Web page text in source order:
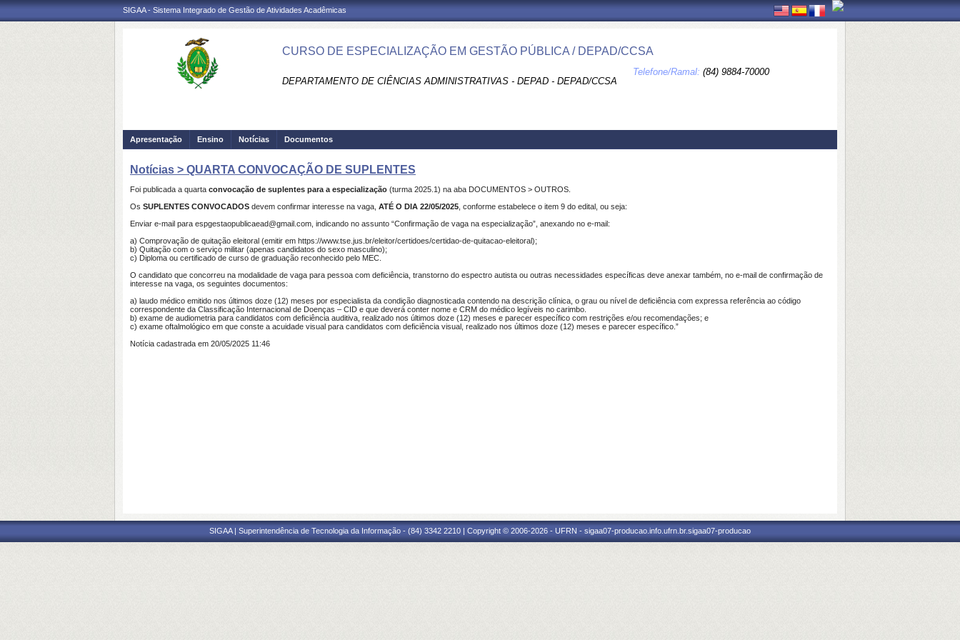
SIGAA - Sistema Integrado de Gestão de Atividades Acadêmicas
CURSO DE ESPECIALIZAÇÃO EM GESTÃO PÚBLICA / DEPAD/CCSA
DEPARTAMENTO DE CIÊNCIAS ADMINISTRATIVAS - DEPAD - DEPAD/CCSA
Telefone/Ramal: (84) 9884-70000
Apresentação Ensino Notícias Documentos
Notícias > QUARTA CONVOCAÇÃO DE SUPLENTES
Foi publicada a quarta convocação de suplentes para a especialização (turma 2025.1) na aba DOCUMENTOS > OUTROS.
Os SUPLENTES CONVOCADOS devem confirmar interesse na vaga, ATÉ O DIA 22/05/2025 , conforme estabelece o item 9 do edital, ou seja:
Enviar e-mail para espgestaopublicaead@gmail.com, indicando no assunto “Confirmação de vaga na especialização”, anexando no e-mail:
a) Comprovação de quitação eleitoral (emitir em https://www.tse.jus.br/eleitor/certidoes/certidao-de-quitacao-eleitoral);
b) Quitação com o serviço militar (apenas candidatos do sexo masculino);
c) Diploma ou certificado de curso de graduação reconhecido pelo MEC.
O candidato que concorreu na modalidade de vaga para pessoa com deficiência, transtorno do espectro autista ou outras necessidades específicas deve anexar também, no e-mail de confirmação de
interesse na vaga, os seguintes documentos:
a) laudo médico emitido nos últimos doze (12) meses por especialista da condição diagnosticada contendo na descrição clínica, o grau ou nível de deficiência com expressa referência ao código
correspondente da Classificação Internacional de Doenças – CID e que deverá conter nome e CRM do médico legíveis no carimbo.
b) exame de audiometria para candidatos com deficiência auditiva, realizado nos últimos doze (12) meses e parecer específico com restrições e/ou recomendações; e
c) exame oftalmológico em que conste a acuidade visual para candidatos com deficiência visual, realizado nos últimos doze (12) meses e parecer específico.”
Notícia cadastrada em 20/05/2025 11:46
SIGAA | Superintendência de Tecnologia da Informação - (84) 3342 2210 | Copyright © 2006-2026 - UFRN - sigaa07-producao.info.ufrn.br.sigaa07-producao